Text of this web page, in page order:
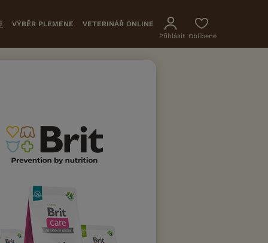
VÝBĚR PLEMENE VETERINÁŘ ONLINE
Přihlásit Oblíbené